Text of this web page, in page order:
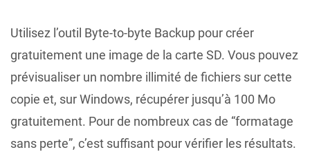
Utilisez l’outil Byte-to-byte Backup pour créer
gratuitement une image de la carte SD. Vous pouvez
prévisualiser un nombre illimité de fichiers sur cette
copie et, sur Windows, récupérer jusqu’à 100 Mo
gratuitement. Pour de nombreux cas de “formatage
sans perte”, c’est suffisant pour vérifier les résultats.